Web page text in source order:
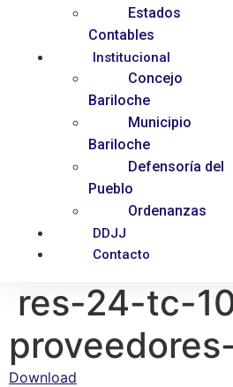
Estados
Contables
Institucional
Concejo
Bariloche
Municipio
Bariloche
Defensoría del
Pueblo
Ordenanzas
DDJJ
Contacto
res-24-tc-
Download